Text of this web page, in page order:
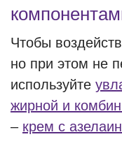
Чтобы
но при этом не
используйте
жирной и
– крем с